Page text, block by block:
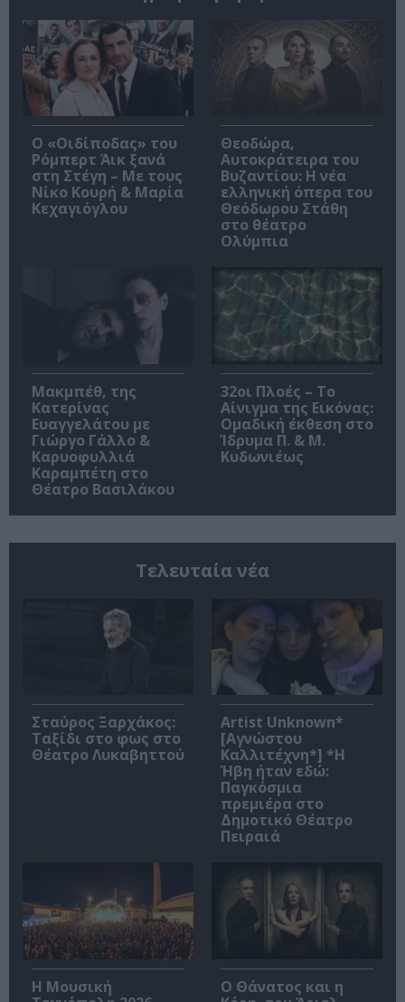
O «Οιδίποδας» του
Ρόμπερτ Άικ ξανά
στη Στέγη – Με τους
Νίκο Κουρή & Μαρία
Κεχαγιόγλου
Θεοδώρα,
Αυτοκράτειρα του
Βυζαντίου: Η νέα
ελληνική όπερα του
Θεόδωρου Στάθη
στο θέατρο
Ολύμπια
Μακμπέθ, της
Κατερίνας
Ευαγγελάτου με
Γιώργο Γάλλο &
Καρυοφυλλιά
Καραμπέτη στο
Θέατρο Βασιλάκου
32οι Πλοές – Το
Αίνιγμα της Εικόνας:
Ομαδική έκθεση στο
Ίδρυμα Π. & Μ.
Κυδωνιέως
Τελευταία νέα
Σταύρος Ξαρχάκος:
Ταξίδι στο φως στο
Θέατρο Λυκαβηττού
Artist Unknown*
[Αγνώστου
Καλλιτέχνη*] *Η
Ήβη ήταν εδώ:
Παγκόσμια
πρεμιέρα στο
Δημοτικό Θέατρο
Πειραιά
Η Μουσική
Ο Θάνατος και η